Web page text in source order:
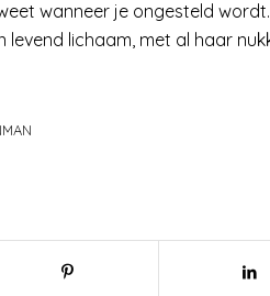
wanneer je ongesteld
lichaam, met al haar